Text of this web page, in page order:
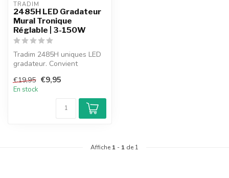
TRADIM
2485H LED Gradateur
Mural Tronique
Réglable | 3-150W
Tradim 2485H uniques LED
gradateur. Convient
à économi...
€19,95 €9,95
En stock
Affiche 1 - 1 de 1